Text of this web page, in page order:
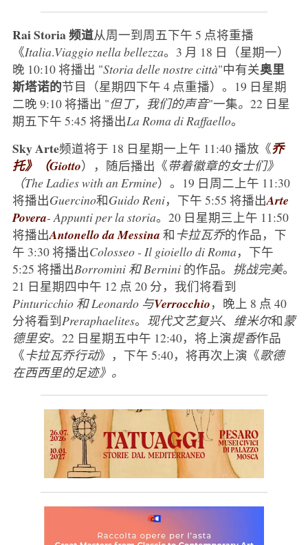
Rai Storia 频道从周一到周五下午 5 点将重播
《Italia.Viaggio nella bellezza。3 月 18 日（星期一）
晚 10:10 将播出 "Storia delle nostre città"中有关奥里
斯塔诺的节目（星期四下午 4 点重播）。19 日星期
二晚 9:10 将播出 "但丁，我们的声音"一集。 22 日星
期五下午 5:45 将播出La Roma di Raffaello。
Sky Arte频道将于 18 日星期一上午 11:40 播放《乔
托》（Giotto），随后播出《带着徽章的女士们》
（The Ladies with an Ermine）。19 日周二上午 11:30
将播出Guercino和Guido Reni，下午 5:55 将播出Arte
Povera- Appunti per la storia。20 日星期三上午 11:50
将播出Antonello da Messina 和卡拉瓦乔的作品，下
午 3:30 将播出Colosseo - Il gioiello di Roma，下午
5:25 将播出Borromini 和 Bernini的作品。 挑战完美。
21 日星期四中午 12 点 20 分，我们将看到
Pinturicchio 和 Leonardo 与Verrocchio，晚上 8 点 40
分将看到Preraphaelites。 现代文艺复兴、 维米尔和蒙
德里安。22 日星期五中午 12:40，将上演提香作品
《卡拉瓦乔行动》，下午 5:40，将再次上演《歌德
在西西里的足迹》。